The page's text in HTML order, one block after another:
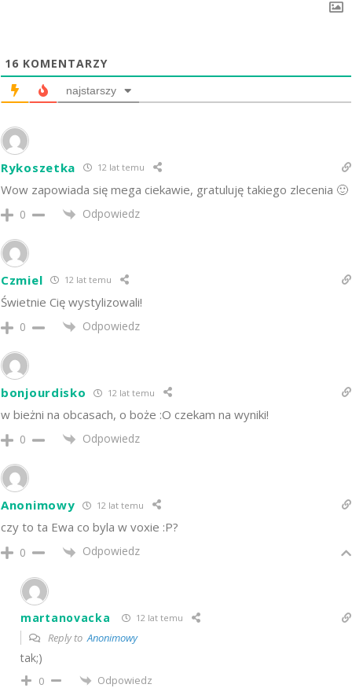
16 KOMENTARZY
najstarszy
Rykoszetka 12 lat temu
Wow zapowiada się mega ciekawie, gratuluję takiego zlecenia 🙂
0 Odpowiedz
Czmiel 12 lat temu
Świetnie Cię wystylizowali!
0 Odpowiedz
bonjourdisko 12 lat temu
w bieżni na obcasach, o boże :O czekam na wyniki!
0 Odpowiedz
Anonimowy 12 lat temu
czy to ta Ewa co byla w voxie :P?
0 Odpowiedz
martanovacka 12 lat temu
Reply toAnonimowy
tak;)
0 Odpowiedz